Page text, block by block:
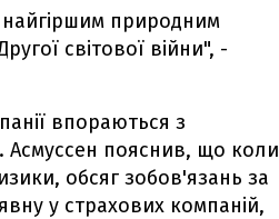
природним
світової війни", -
впораються з
Асмуссен пояснив, що коли
обсяг зобов'язань за
у страхових компаній,